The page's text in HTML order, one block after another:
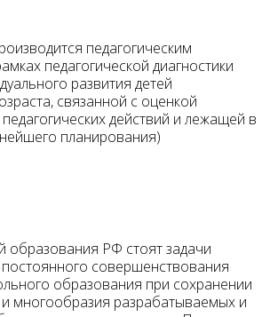
педагогическим
педагогической диагностики
развития детей
связанной с оценкой
действий и лежащей в
планирования)
образования РФ стоят задачи
совершенствования
образования при сохранении
многообразия разрабатываемых и